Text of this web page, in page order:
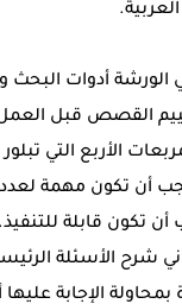
الورشة أدوات البحث
القصص قبل
الأربع التي
أن تكون مهمة
أن تكون قابلة
شرح الأسئلة
الإجابة عليها